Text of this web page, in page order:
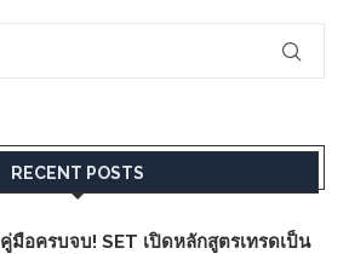
RECENT POSTS
คู่มือครบจบ! SET เปิดหลักสูตรเทรดเป็น